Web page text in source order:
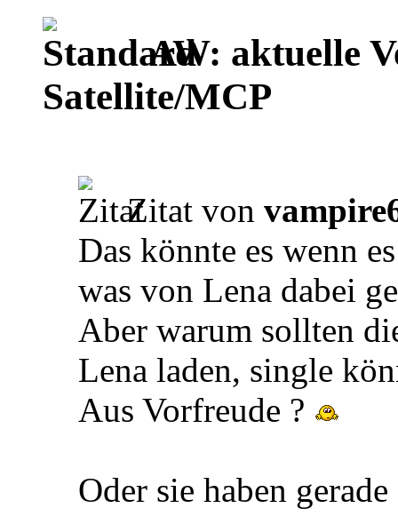
AW: aktuelle
Satellite/MCP
Zitat von
Das könnte es wenn
was von Lena dabei
Aber warum sollten
Lena laden, single
Aus Vorfreude ?
Oder sie haben